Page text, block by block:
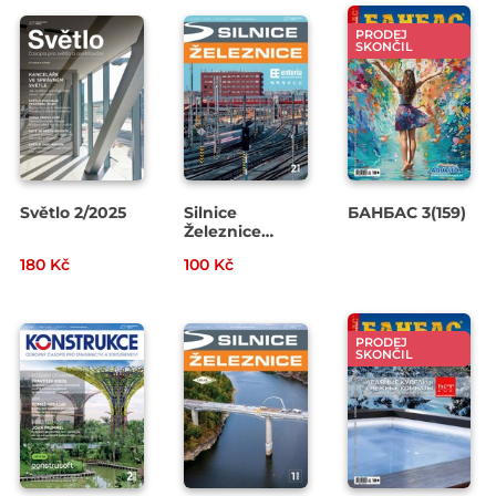
Světlo 2/2025
180 Kč
Silnice
Železnice
100 Kč
PRODEJ
SKONČIL
БАНБАС 3(159)
PRODEJ
SKONČIL